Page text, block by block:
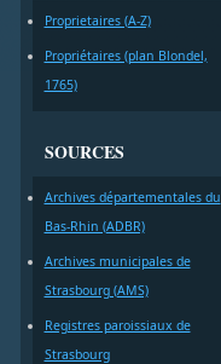
Proprietaires (A-Z)
Propriétaires (plan Blondel,
1765)
SOURCES
Archives départementales du
Bas-Rhin (ADBR)
Archives municipales de
Strasbourg (AMS)
Registres paroissiaux de
Strasbourg